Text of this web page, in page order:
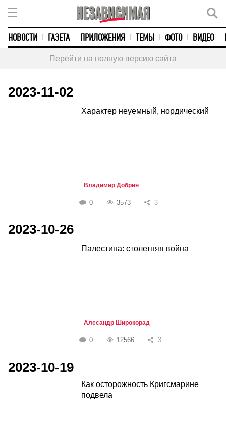
НОВОСТИ ГАЗЕТА ПРИЛОЖЕНИЯ ТЕМЫ ФОТО ВИДЕО
Перейти на полную версию сайта
2023-11-02
Характер неуемный, нордический
Владимир Добрин
0 3573 3
2023-10-26
Палестина: столетняя война
Алесандр Широкорад
0 12566 3
2023-10-19
Как осторожность Кригсмарине
подвела